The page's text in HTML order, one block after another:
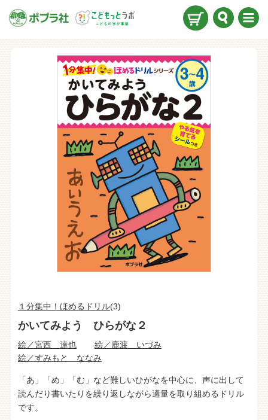
ュー
１分集中！ほめるドリル(3)
かいてみよう ひらがな２
絵／宮西 達也
絵／鹿渡 いづみ
絵／すみもと ななみ
「あ」「め」「む」など難しいひがなを中心に、声に出して
読んだり書いたりを繰り返しながら適量を取り組めるドリル
です。